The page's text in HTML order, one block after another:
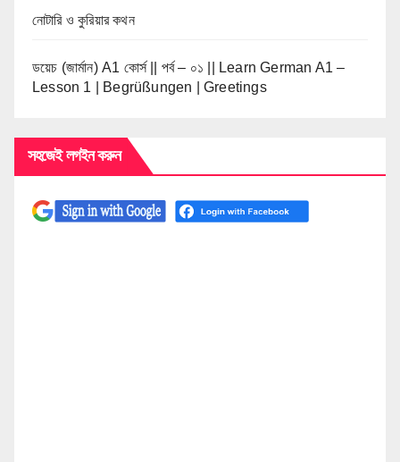
নোটারি ও কুরিয়ার কথন
ডয়েচ (জার্মান) A1 কোর্স || পর্ব – ০১ || Learn German A1 –
Lesson 1 | Begrüßungen | Greetings
সহজেই লগইন করুন